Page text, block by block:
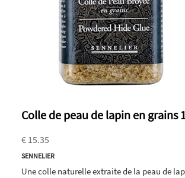
Colle de peau de lapin en grains
€ 15.35
SENNELIER
Une colle naturelle extraite de la peau de